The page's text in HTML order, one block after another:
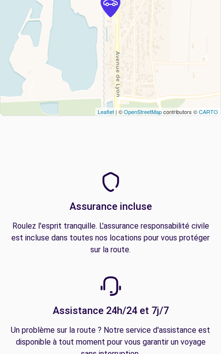
Leaflet | ©OpenStreetMapcontributors ©CARTO
Assurance incluse
Roulez l'esprit tranquille. L'assurance responsabilité civile
est incluse dans toutes nos locations pour vous protéger
sur la route.
Assistance 24h/24 et 7j/7
Un problème sur la route ? Notre service d'assistance est
disponible à tout moment pour vous garantir un voyage